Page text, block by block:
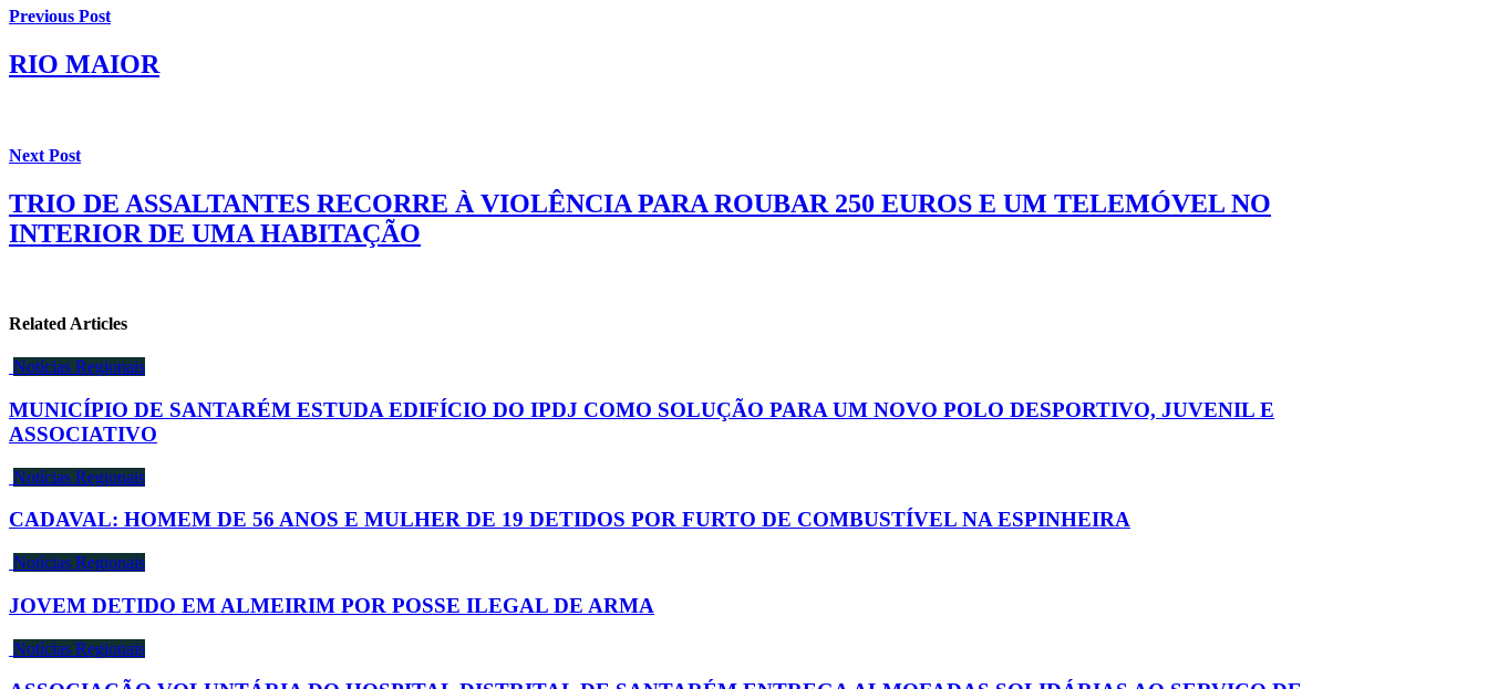
Previous Post
RIO MAIOR
Next Post
TRIO DE ASSALTANTES RECORRE À VIOLÊNCIA PARA ROUBAR 250 EUROS E UM TELEMÓVEL NO
INTERIOR DE UMA HABITAÇÃO
Related Articles
Notícias Regionais
MUNICÍPIO DE SANTARÉM ESTUDA EDIFÍCIO DO IPDJ COMO SOLUÇÃO PARA UM NOVO POLO DESPORTIVO, JUVENIL E
ASSOCIATIVO
Notícias Regionais
CADAVAL: HOMEM DE 56 ANOS E MULHER DE 19 DETIDOS POR FURTO DE COMBUSTÍVEL NA ESPINHEIRA
Notícias Regionais
JOVEM DETIDO EM ALMEIRIM POR POSSE ILEGAL DE ARMA
Notícias Regionais